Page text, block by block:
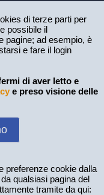
di terze parti per
possibile il
pagine; ad esempio, è
e fare il login
di aver letto e
e preso visione delle
preferenze cookie dalla
qualsiasi pagina del
tramite da qui: